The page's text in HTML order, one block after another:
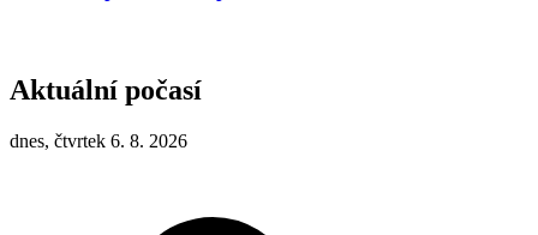
Aktuální počasí
dnes, čtvrtek 6. 8. 2026